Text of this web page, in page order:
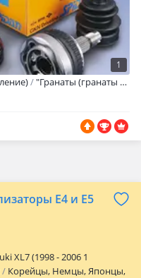
1
"Гранаты (гранаты наружные, гранты внутренние) на все виды авто! Отправляем по регионам! Звоните уточняйте наличие товара и цены! "
Е4 и Е5
XL7 (1998 - 2006 1
Корейцы, Немцы, Японцы,